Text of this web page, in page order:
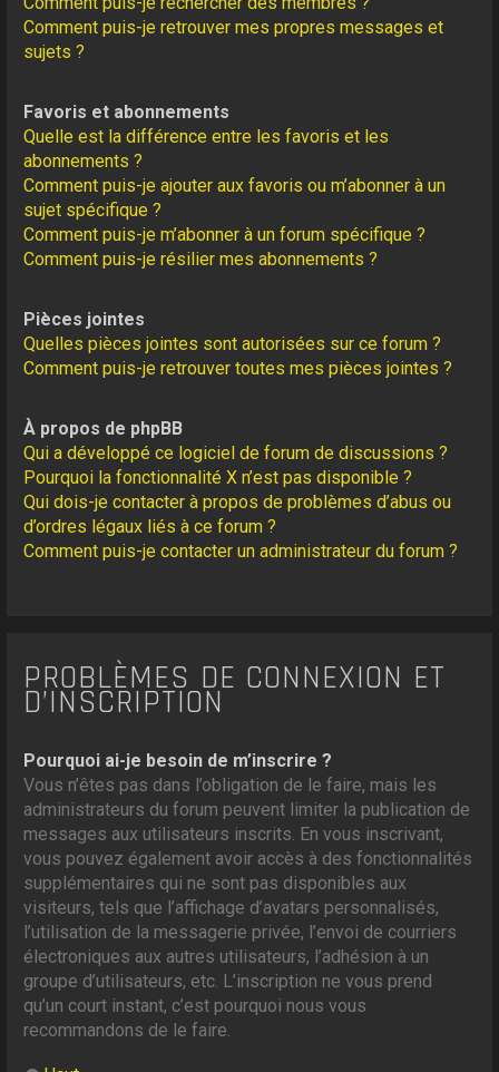
Comment puis-je retrouver mes propres messages et
sujets ?
Favoris et abonnements
Quelle est la différence entre les favoris et les
abonnements ?
Comment puis-je ajouter aux favoris ou m’abonner à un
sujet spécifique ?
Comment puis-je m’abonner à un forum spécifique ?
Comment puis-je résilier mes abonnements ?
Pièces jointes
Quelles pièces jointes sont autorisées sur ce forum ?
Comment puis-je retrouver toutes mes pièces jointes ?
À propos de phpBB
Qui a développé ce logiciel de forum de discussions ?
Pourquoi la fonctionnalité X n’est pas disponible ?
Qui dois-je contacter à propos de problèmes d’abus ou
d’ordres légaux liés à ce forum ?
Comment puis-je contacter un administrateur du forum ?
PROBLÈMES DE CONNEXION ET
D’INSCRIPTION
Pourquoi ai-je besoin de m’inscrire ?
Vous n’êtes pas dans l’obligation de le faire, mais les
administrateurs du forum peuvent limiter la publication de
messages aux utilisateurs inscrits. En vous inscrivant,
vous pouvez également avoir accès à des fonctionnalités
supplémentaires qui ne sont pas disponibles aux
visiteurs, tels que l’affichage d’avatars personnalisés,
l’utilisation de la messagerie privée, l’envoi de courriers
électroniques aux autres utilisateurs, l’adhésion à un
groupe d’utilisateurs, etc. L’inscription ne vous prend
qu’un court instant, c’est pourquoi nous vous
recommandons de le faire.